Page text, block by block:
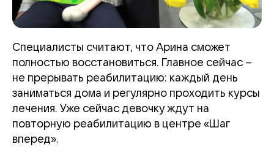
Специалисты считают, что Арина сможет
полностью восстановиться. Главное сейчас –
не прерывать реабилитацию: каждый день
заниматься дома и регулярно проходить курсы
лечения. Уже сейчас девочку ждут на
повторную реабилитацию в центре «Шаг
вперед».